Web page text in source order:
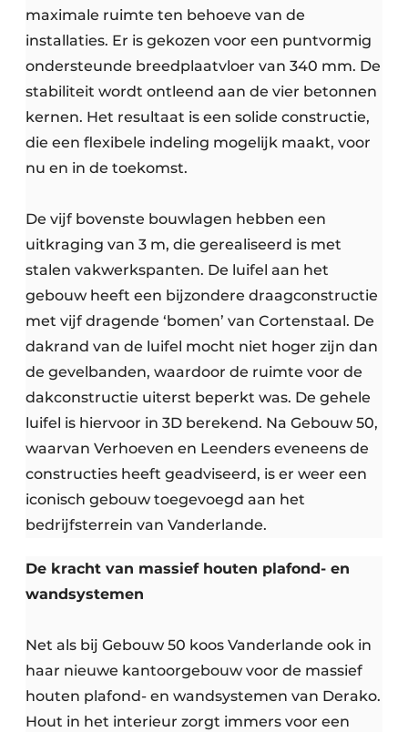
maximale ruimte ten behoeve van de
installaties. Er is gekozen voor een puntvormig
ondersteunde breedplaatvloer van 340 mm. De
stabiliteit wordt ontleend aan de vier betonnen
kernen. Het resultaat is een solide constructie,
die een flexibele indeling mogelijk maakt, voor
nu en in de toekomst.
De vijf bovenste bouwlagen hebben een
uitkraging van 3 m, die gerealiseerd is met
stalen vakwerkspanten. De luifel aan het
gebouw heeft een bijzondere draagconstructie
met vijf dragende ‘bomen’ van Cortenstaal. De
dakrand van de luifel mocht niet hoger zijn dan
de gevelbanden, waardoor de ruimte voor de
dakconstructie uiterst beperkt was. De gehele
luifel is hiervoor in 3D berekend. Na Gebouw 50,
waarvan Verhoeven en Leenders eveneens de
constructies heeft geadviseerd, is er weer een
iconisch gebouw toegevoegd aan het
bedrijfsterrein van Vanderlande.
De kracht van massief houten plafond- en
wandsystemen
Net als bij Gebouw 50 koos Vanderlande ook in
haar nieuwe kantoorgebouw voor de massief
houten plafond- en wandsystemen van Derako.
Hout in het interieur zorgt immers voor een